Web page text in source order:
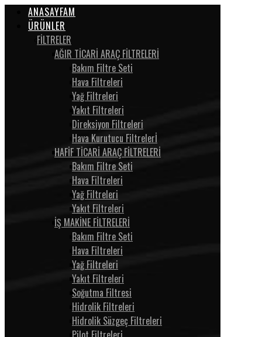
ANASAYFAM
ÜRÜNLER
FİLTRELER
AĞIR TİCARİ ARAÇ FİLTRELERİ
Bakım Filtre Seti
Hava Filtreleri
Yağ Filtreleri
Yakıt Filtreleri
Direksiyon Filtreleri
Hava Kurutucu Filtrelerİ
HAFİF TİCARİ ARAÇ FİLTRELERİ
Bakım Filtre Seti
Hava Filtreleri
Yağ Filtreleri
Yakıt Filtreleri
İŞ MAKİNE FİLTRELERİ
Bakım Filtre Seti
Hava Filtreleri
Yağ Filtreleri
Yakıt Filtreleri
Soğutma Filtresi
Hidrolik Filtreleri
Hidrolik Süzgeç Filtreleri